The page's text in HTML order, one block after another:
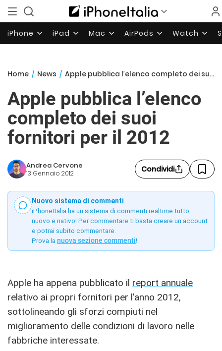
iPhone iPad Mac AirPods Watch
Home / News / Apple pubblica l’elenco completo dei suoi fornitori per il 2012
Apple pubblica l’elenco
completo dei suoi
fornitori per il 2012
Andrea Cervone
13 Gennaio 2012 Condividi
Nuovo sistema di commenti
iPhoneItalia ha un sistema di commenti realtime tutto
nuovo e nativo! Per commentare ti basta creare un account
e potrai subito commentare.
Prova la nuova sezione commenti!
Apple ha appena pubblicato il report annuale
relativo ai propri fornitori per l’anno 2012,
sottolineando gli sforzi compiuti nel
miglioramento delle condizioni di lavoro nelle
fabbriche interessate.